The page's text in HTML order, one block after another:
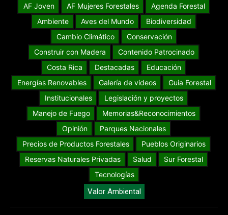
AF Joven AF Mujeres Forestales
Agenda Forestal
Ambiente
Aves del Mundo
Biodiversidad
Cambio Climático
Conservación
Construir con Madera
Contenido Patrocinado
Costa Rica
Destacadas
Educación
Energías Renovables
Galería de videos
Guia Forestal
Institucionales
Legislación y proyectos
Manejo de Fuego
Memorias&Reconocimientos
Opinión
Parques Nacionales
Precios de Productos Forestales
Pueblos Originarios
Reservas Naturales Privadas
Salud
Sur Forestal
Tecnologías
Valor Ambiental